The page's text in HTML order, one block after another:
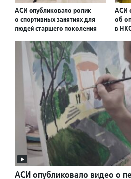
АСИ опубликовало ролик
о спортивных занятиях для
людей старшего поколения
АСИ
об
в
АСИ опубликовало видео о